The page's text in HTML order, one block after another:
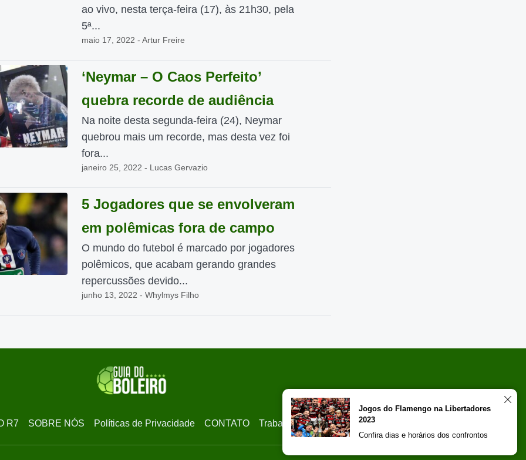
ao vivo, nesta terça-feira (17), às 21h30, pela
5ª...
maio 17, 2022 - Artur Freire
‘Neymar – O Caos Perfeito’
quebra recorde de audiência
Na noite desta segunda-feira (24), Neymar
quebrou mais um recorde, mas desta vez foi
fora...
janeiro 25, 2022 - Lucas Gervazio
5 Jogadores que se envolveram
em polêmicas fora de campo
O mundo do futebol é marcado por jogadores
polêmicos, que acabam gerando grandes
repercussões devido...
junho 13, 2022 - Whylmys Filho
R7 SOBRE NÓS Políticas de Privacidade CONTATO Trabalhe Conosco
Jogos do Flamengo na Libertadores
2023
Confira dias e horários dos confrontos